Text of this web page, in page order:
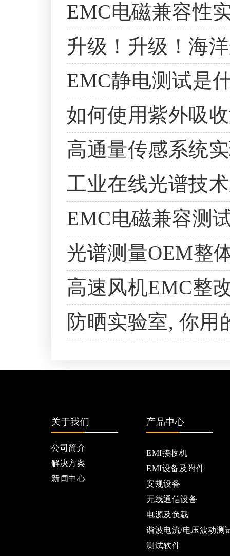
EMC电磁兼容性
升级！升级！海
EMC静电测试是
如何使用紫外吸
高通量传感系统
工业在线光谱技
EMC电磁兼容测
光谱测量OEM整
高速风机EMC整
防晒实验室, 你
关于我们
公司简介
解决方案
新闻中心
产品中心
EMI接收机
EMI设备及附件
安规设备
无线通信设备
电源及负载
谐波电流/电压波动测
测试软件